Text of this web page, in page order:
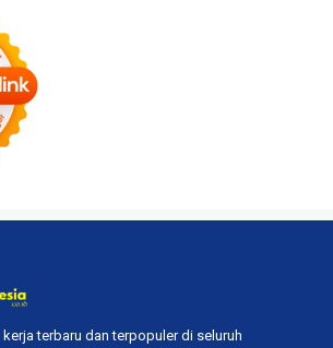
terbaru dan terpopuler di seluruh